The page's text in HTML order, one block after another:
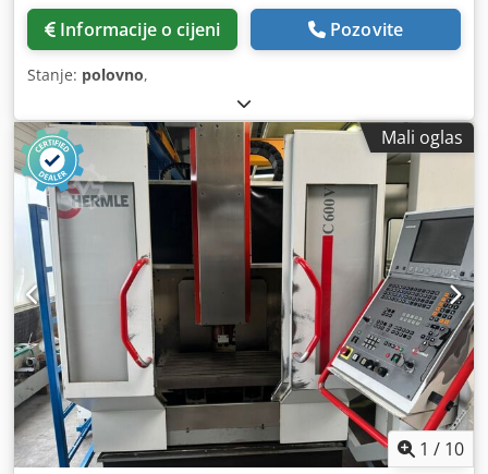
Informacije o cijeni Pozovite
Stanje: polovno,
Mali oglas
1 / 10